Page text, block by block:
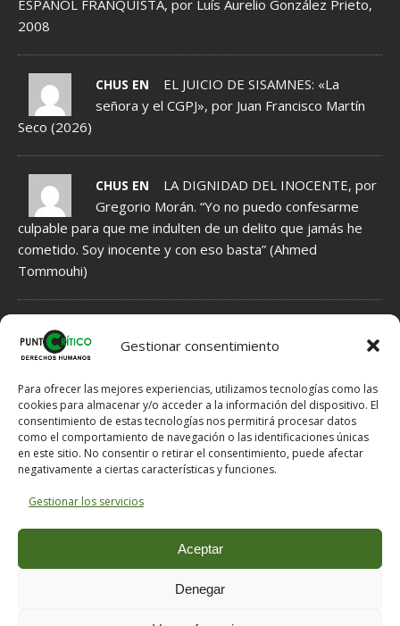
Gestionar consentimiento
Para ofrecer las mejores experiencias, utilizamos tecnologías como las
cookies para almacenar y/o acceder a la información del dispositivo. El
consentimiento de estas tecnologías nos permitirá procesar datos
como el comportamiento de navegación o las identificaciones únicas
en este sitio. No consentir o retirar el consentimiento, puede afectar
negativamente a ciertas características y funciones.
Gestionar los servicios
Aceptar
Denegar
ESPAÑOL FRANQUISTA, por Luís Aurelio González Prieto,
2008
CHUS EN
EL JUICIO DE SISAMNES: «La
señora y el CGPJ», por Juan Francisco Martín
Seco (2026)
CHUS EN
LA DIGNIDAD DEL INOCENTE, por
Gregorio Morán. “Yo no puedo confesarme
culpable para que me indulten de un delito que jamás he
cometido. Soy inocente y con eso basta” (Ahmed
Tommouhi)
NORMAS DE MODERACIÓN DE COMENTARIOS
veraces, fundamentados en indicios, no en meras sospechas.
2.- Se EXPRESAN Opiniones, que por ello no han de ser veraces,
pero tampoco han de ser ofensivas si hay posibilidad de expresar
lo mismo en otros términos menos dañinos para el Honor del
destinatario.
3.- Si se solicitan explicaciones al e-mail comentarios @ puntocritico
. com se proporcionarán al email de contacto.
NOTA: En caso de un mal funcionamiento del servidor a la hora de
publicar un comentario, puede enviárnoslo a comentarios @
puntocritico . com indicándonos el título del artículo que desea
comentar y su nombre o nick con el que desea hacer la